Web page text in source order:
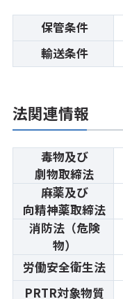
保管条件
輸送条件
法関連情報
毒物及び
劇物取締法
麻薬及び
向精神薬取締法
消防法（危険
物）
労働安全衛生法
PRTR対象物質